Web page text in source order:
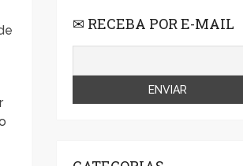
✉ RECEBA POR E-MAIL